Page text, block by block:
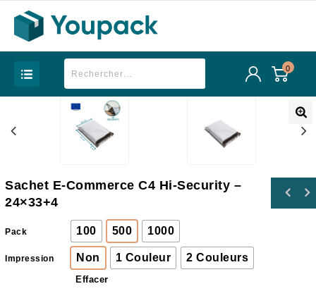
0
Sachet E-Commerce C4 Hi-Security –
24×33+4
Pack 100 500 1000
Impression Non 1 Couleur 2 Couleurs
Effacer